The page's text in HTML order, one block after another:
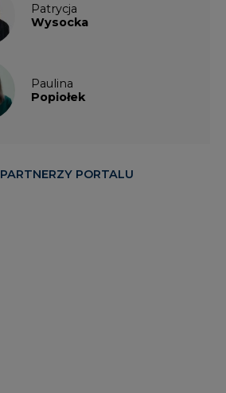
Patrycja
Wysocka
Paulina
Popiołek
PARTNERZY PORTALU